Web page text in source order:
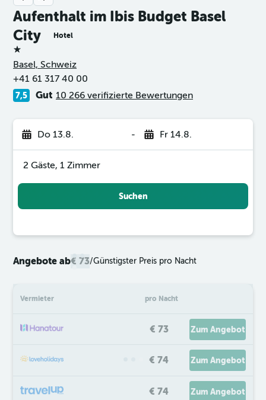
Aufenthalt im Ibis Budget Basel
City
Hotel
1 Stern
Basel, Schweiz
+41 61 317 40 00
7,5 Gut 10 266 verifizierte Bewertungen
Do 13.8. - Fr 14.8.
2 Gäste, 1 Zimmer
Suchen
Angebote ab€ 73/Günstigster Preis pro Nacht
Vermieter pro Nacht
€ 73 Zum Angebot
€ 74 Zum Angebot
€ 74 Zum Angebot